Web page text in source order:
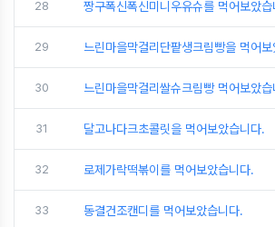
28 짱구폭신폭신미니우유슈를 먹어보았습
29 느린마을막걸리단팥생크림빵을 먹어
30 느린마을막걸리쌀슈크림빵 먹어보았습
31 달고나다크초콜릿을 먹어보았습니다.
32 로제가락떡볶이를 먹어보았습니다.
33 동결건조캔디를 먹어보았습니다.